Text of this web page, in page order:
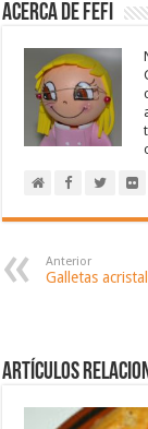
Acerca de Fefi
Anterior
Galletas
Artículos